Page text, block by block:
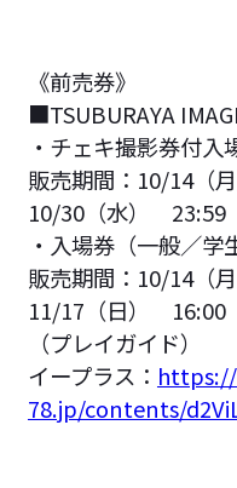
《前売券》
■TSUBURAYA
・チェキ撮影券付入
販売期間：10/14（
10/30（水） 23:59
・入場券（一般／学
販売期間：10/14（
11/17（日） 16:00
（プレイガイド）
イープラス：
78.jp/contents/